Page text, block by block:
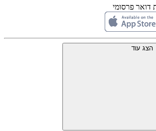
פרסומי
הצג עוד